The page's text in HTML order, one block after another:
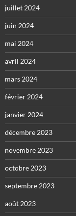
juillet 2024
juin 2024
mai 2024
avril 2024
mars 2024
février 2024
janvier 2024
décembre 2023
novembre 2023
octobre 2023
septembre 2023
août 2023